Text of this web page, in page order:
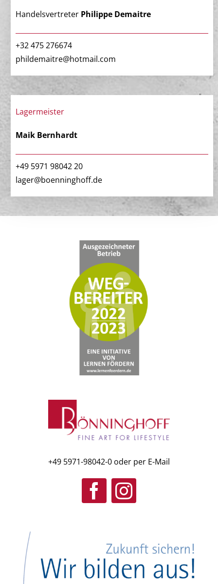
Handelsvertreter Philippe Demaitre
+32 475 276674
phildemaitre@hotmail.com
Lagermeister
Maik Bernhardt
+49 5971 98042 20
lager@boenninghoff.de
+49 5971-98042-0 oder per E-Mail